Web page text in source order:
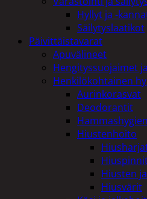
Hyllyt ja -
Säilytyslaatikot
Päivittäistavarat
Apuvälineet
Hengityssuojaimet
Henkilökohtainen
Aurinkorasvat
Deodorantit
Hiustenhoito
Hiusten
Hiusvärit